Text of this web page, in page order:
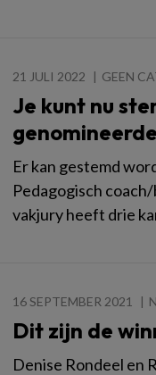
21 JULI 2022 GEEN
Je kunt nu
Er kan gestemd
Pedagogisch
vakjury heeft drie
16 SEPTEMBER 2021
Dit zijn de
Denise Rondeel en